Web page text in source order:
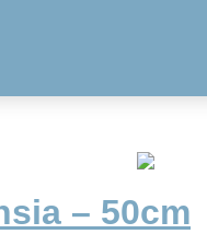
– 50cm